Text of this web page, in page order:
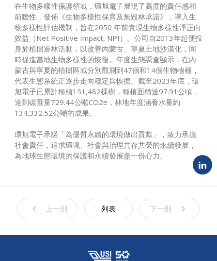
在生物多樣性保護領域，環旭電子展現了高度的責任感和
前瞻性，發佈《生物多樣性保育及無毀林承諾》，導入生
物多樣性評估機制，旨在2050 年前實現生物多樣性淨正向
效益（Net Positive Impact, NPI）。公司自2013年起便投
身於植樹造林活動，以改善內蒙古、寧夏土地沙漠化，同
時促進當地生物多樣性的恢復。年度生態調查顯示，在內
蒙古與寧夏的植樹區域分別觀測到47個和14個生物物種，
代表生態系統正逐步走向穩定與恢復。截至2023年底，環
旭電子已累計種植151,482棵樹，種植面積達97.91公頃，
達到碳匯量729.44公噸CO2e，林地年度涵養水量約
134,332.52公噸的成果。
環旭電子承諾「為優質永續的環境做出貢獻」，致力承擔
社會責任，追求環境、社會與治理共存共榮的永續發展，
為地球生態環境的保護和永續發展盡一份心力。
上一則 列表 下一則